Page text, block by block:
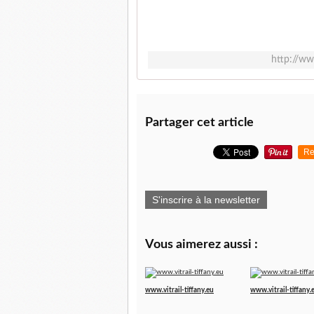
http://
Partager cet article
S'inscrire à la newsletter
Vous aimerez aussi :
www.vitrail-tiffany.eu
www.vitrail-